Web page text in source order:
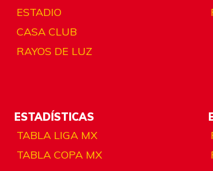
ESTADIO
CASA CLUB
RAYOS DE LUZ
ESTADÍSTICAS
TABLA LIGA MX
TABLA COPA MX